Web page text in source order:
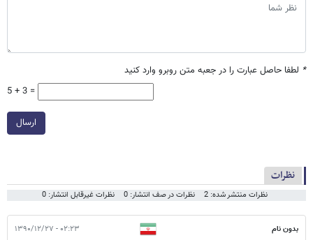
* لطفا حاصل عبارت را در جعبه متن روبرو وارد کنید
5 + 3 =
ارسال
نظرات
نظرات منتشر شده: 2 نظرات در صف انتشار: 0 نظرات غیرقابل انتشار: 0
بدون نام ۰۲:۲۳ - ۱۳۹۰/۱۲/۲۷